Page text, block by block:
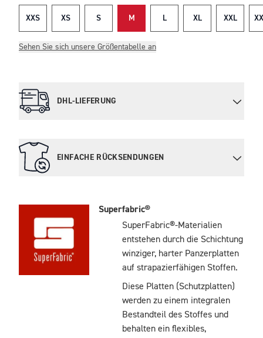
XXS XS S M L XL XXL
Sehen Sie sich unsere Größentabelle an
DHL-LIEFERUNG
EINFACHE RÜCKSENDUNGEN
Superfabric®
SuperFabric®-Materialien
entstehen durch die Schichtung
winziger, harter Panzerplatten
auf strapazierfähigen Stoffen.
Diese Platten (Schutzplatten)
werden zu einem integralen
Bestandteil des Stoffes und
behalten ein flexibles,